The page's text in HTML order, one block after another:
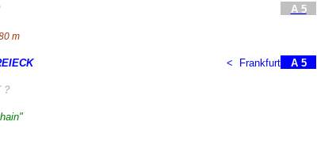
A 5
m
< Frankfurt A 5
?